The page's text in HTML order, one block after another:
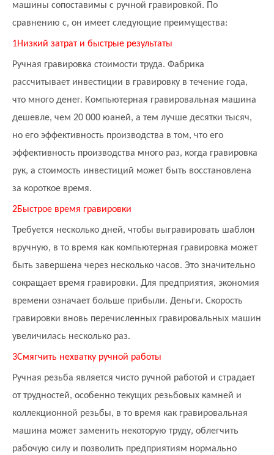
машины сопоставимы с ручной гравировкой. По
сравнению с, он имеет следующие преимущества:
1Низкий затрат и быстрые результаты
Ручная гравировка стоимости труда. Фабрика
рассчитывает инвестиции в гравировку в течение года,
что много денег. Компьютерная гравировальная машина
дешевле, чем 20 000 юаней, а тем лучше десятки тысяч,
но его эффективность производства в том, что его
эффективность производства много раз, когда гравировка
рук, а стоимость инвестиций может быть восстановлена ​​
за короткое время.
2Быстрое время гравировки
Требуется несколько дней, чтобы выгравировать шаблон
вручную, в то время как компьютерная гравировка может
быть завершена через несколько часов. Это значительно
сокращает время гравировки. Для предприятия, экономия
времени означает больше прибыли. Деньги. Скорость
гравировки вновь перечисленных гравировальных машин
увеличилась несколько раз.
3Смягчить нехватку ручной работы
Ручная резьба является чисто ручной работой и страдает
от трудностей, особенно текущих резьбовых камней и
коллекционной резьбы, в то время как гравировальная
машина может заменить некоторую труду, облегчить
рабочую силу и позволить предприятиям нормально